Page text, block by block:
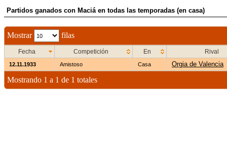
Partidos ganados con Maciá en todas las temporadas (en casa)
Mostrar filas
Fecha Competición En Rival
12.11.1933 Amistoso Casa Orgia de Valencia
Mostrando 1 a 1 de 1 totales